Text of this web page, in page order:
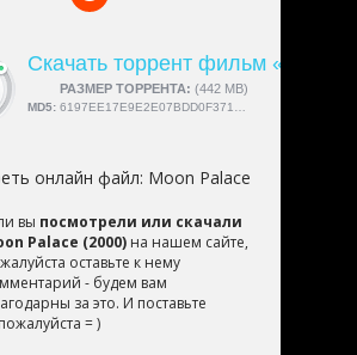
Скачать торрент фильм «Moon
РАЗМЕР ТОРРЕНТА: (442 MB)
СКАЧАЛИ:4189
MD5: 6197EE17E9E2E07BDD0F371C37E07CB9
онлайн файл: Moon Palace
вы посмотрели или скачали
Palace (2000) на нашем сайте,
оставьте к нему
- будем вам
за это. И поставьте
= )